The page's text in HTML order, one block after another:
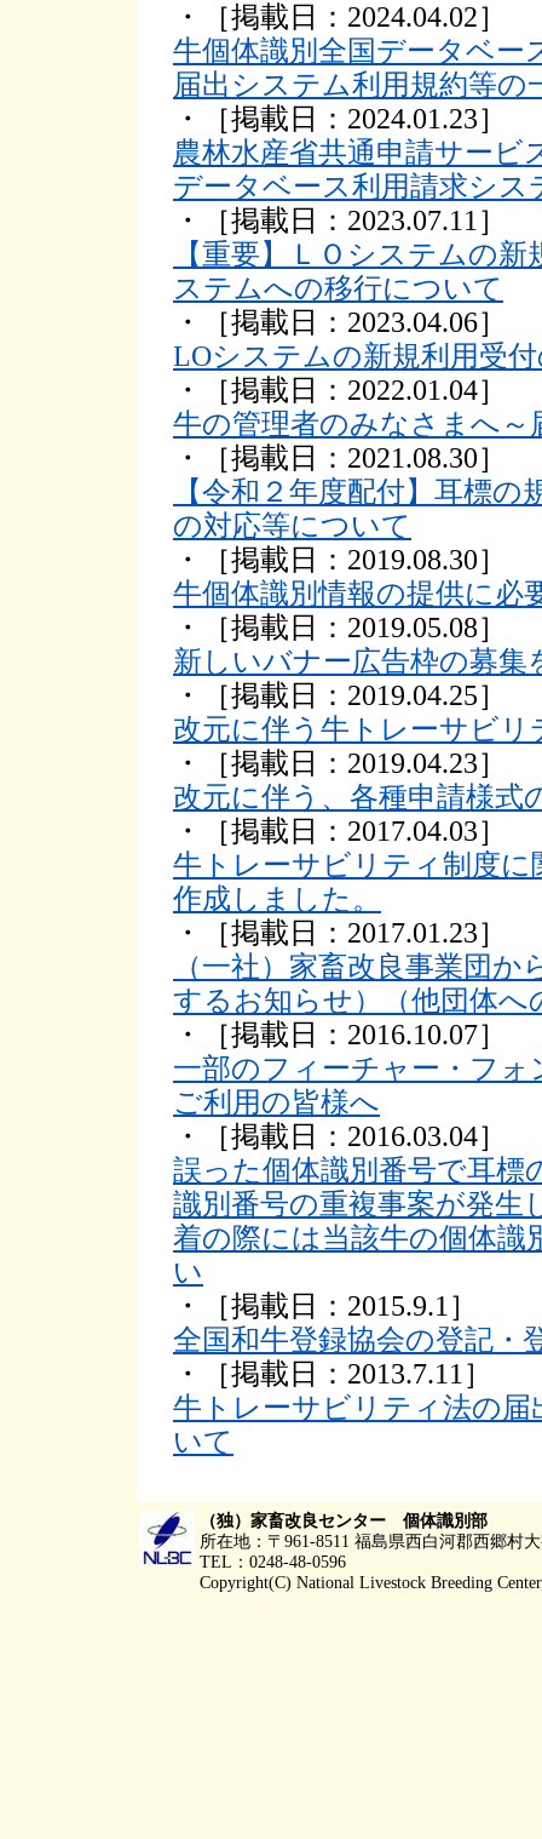
・［掲載日：2024.04.02］
牛個体識別全国データベー
届出システム利用規約等の
・［掲載日：2024.01.23］
農林水産省共通申請サービ
データベース利用請求シ
・［掲載日：2023.07.11］
【重要】ＬＯシステムの
ステムへの移行について
・［掲載日：2023.04.06］
LOシステムの新規利用受
・［掲載日：2022.01.04］
牛の管理者のみなさまへ～
・［掲載日：2021.08.30］
【令和２年度配付】耳標
の対応等について
・［掲載日：2019.08.30］
牛個体識別情報の提供に必
・［掲載日：2019.05.08］
新しいバナー広告枠の募集
・［掲載日：2019.04.25］
改元に伴う牛トレーサビ
・［掲載日：2019.04.23］
改元に伴う、各種申請様式
・［掲載日：2017.04.03］
牛トレーサビリティ制度に
作成しました。
・［掲載日：2017.01.23］
（一社）家畜改良事業団
するお知らせ）（他団体へ
・［掲載日：2016.10.07］
一部のフィーチャー・フ
ご利用の皆様へ
・［掲載日：2016.03.04］
誤った個体識別番号で耳標
識別番号の重複事案が発生
着の際には当該牛の個体
い
・［掲載日：2015.9.1］
全国和牛登録協会の登記・
・［掲載日：2013.7.11］
牛トレーサビリティ法の
いて
（独）家畜改良センター 個体識別部
所在地：〒961-8511 福島県西白河郡西郷村
TEL：0248-48-0596
Copyright(C) National Livestock Breeding